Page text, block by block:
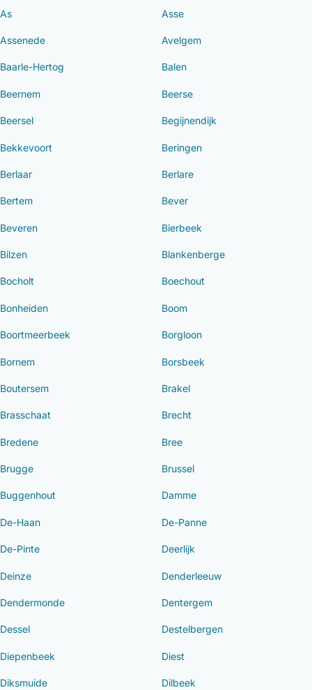
As Asse
Assenede Avelgem
Baarle-Hertog Balen
Beernem Beerse
Beersel Begijnendijk
Bekkevoort Beringen
Berlaar Berlare
Bertem Bever
Beveren Bierbeek
Bilzen Blankenberge
Bocholt Boechout
Bonheiden Boom
Boortmeerbeek Borgloon
Bornem Borsbeek
Boutersem Brakel
Brasschaat Brecht
Bredene Bree
Brugge Brussel
Buggenhout Damme
De-Haan De-Panne
De-Pinte Deerlijk
Deinze Denderleeuw
Dendermonde Dentergem
Dessel Destelbergen
Diepenbeek Diest
Diksmuide Dilbeek